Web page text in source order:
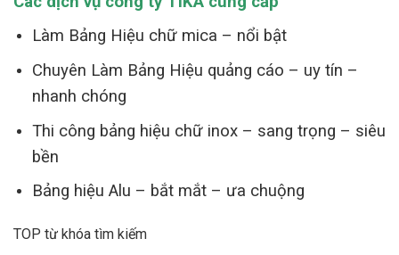
Làm Bảng Hiệu chữ mica – nổi bật
Chuyên Làm Bảng Hiệu quảng cáo – uy tín –
nhanh chóng
Thi công bảng hiệu chữ inox – sang trọng – siêu
bền
Bảng hiệu Alu – bắt mắt – ưa chuộng
TOP từ khóa tìm kiếm